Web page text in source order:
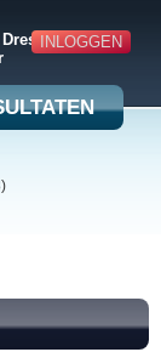
INLOGGEN
+ BVB